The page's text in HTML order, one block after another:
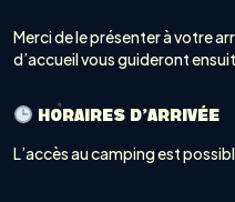
Merci de le présenter à votre
d’accueil vous guideront
HORAIRES D’ARRIVÉE
L’accès au camping est